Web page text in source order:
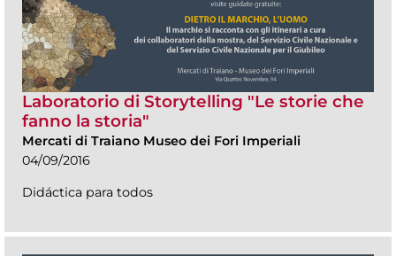
Laboratorio di Storytelling "Le storie che
fanno la storia"
Mercati di Traiano Museo dei Fori Imperiali
04/09/2016
Didáctica para todos